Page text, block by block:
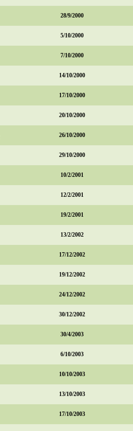
28/9/2000
5/10/2000
7/10/2000
14/10/2000
17/10/2000
20/10/2000
26/10/2000
29/10/2000
10/2/2001
12/2/2001
19/2/2001
13/2/2002
17/12/2002
19/12/2002
24/12/2002
30/12/2002
30/4/2003
6/10/2003
10/10/2003
13/10/2003
17/10/2003